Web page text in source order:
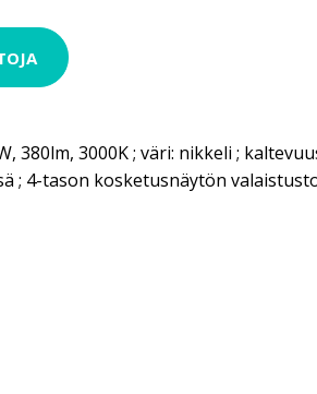
380lm, 3000K ; väri: nikkeli ;
; 4-tason kosketusnäytön